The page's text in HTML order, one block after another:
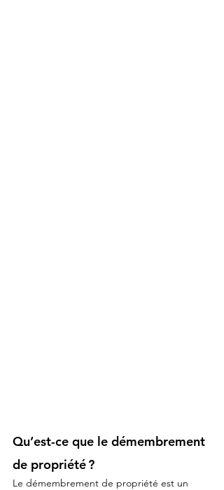
Qu’est-ce que le démembrement
de propriété ?
Le démembrement de propriété est un